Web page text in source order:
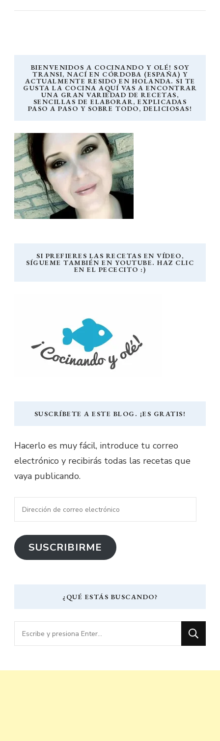
BIENVENIDOS A COCINANDO Y OLÉ! SOY
TRANSI, NACÍ EN CÓRDOBA (ESPAÑA) Y
ACTUALMENTE RESIDO EN HOLANDA. SI TE
GUSTA LA COCINA AQUÍ VAS A ENCONTRAR
UNA GRAN VARIEDAD DE RECETAS,
SENCILLAS DE ELABORAR, EXPLICADAS
PASO A PASO Y SOBRE TODO, DELICIOSAS!
SI PREFIERES LAS RECETAS EN VÍDEO,
SÍGUEME TAMBIÉN EN YOUTUBE. HAZ CLIC
EN EL PECECITO :)
SUSCRÍBETE A ESTE BLOG. ¡ES GRATIS!
Hacerlo es muy fácil, introduce tu correo
electrónico y recibirás todas las recetas que
vaya publicando.
Dirección
de
correo
electrónico
SUSCRIBIRME
¿QUÉ ESTÁS BUSCANDO?
¿Buscas
algo?